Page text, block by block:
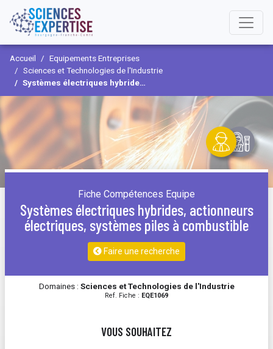
Accueil
Equipements Entreprises
Sciences et Technologies de l'Industrie
Systèmes électriques hybrides, actionneurs électriques, systèmes piles à combustible
Fiche Compétences Equipe
Systèmes électriques hybrides, actionneurs
électriques, systèmes piles à combustible
Faire une recherche
Domaines : Sciences et Technologies de l'Industrie
Ref. Fiche : EQE1069
VOUS SOUHAITEZ